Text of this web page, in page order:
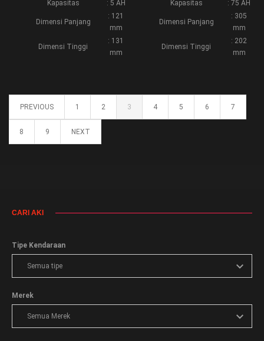
Kapasitas
: 5 AH
Dimensi Panjang
: 121
mm
Dimensi Tinggi
: 131
mm
Kapasitas
: 75 AH
Dimensi Panjang
: 305
mm
Dimensi Tinggi
: 202
mm
PREVIOUS 1 2 3 4 5 6 7
8 9 NEXT
CARI AKI
Tipe Kendaraan
Merek